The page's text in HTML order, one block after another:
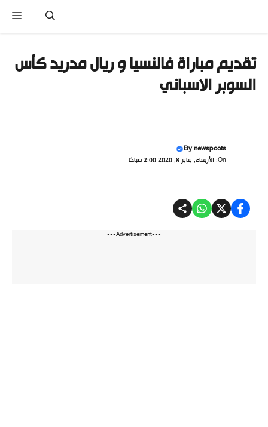
المحتوى
تقديم مباراة فالنسيا و ريال مدريد كأس
السوبر الاسباني
Bynewspoots
On: الأربعاء, يناير 8, 2020 2:00 صباحًا
---Advertisement---